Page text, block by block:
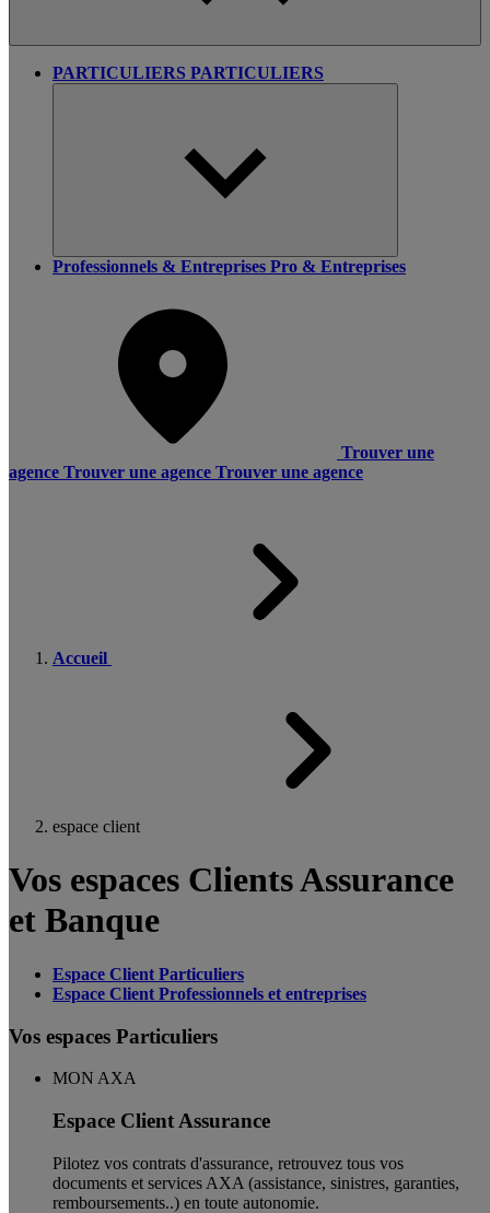
PARTICULIERS PARTICULIERS
Professionnels & Entreprises Pro & Entreprises
Trouver une
agence Trouver une agence Trouver une agence
Accueil
espace client
Vos espaces Clients Assurance
et Banque
Espace Client Particuliers
Espace Client Professionnels et entreprises
Vos espaces Particuliers
MON AXA
Espace Client Assurance
Pilotez vos contrats d'assurance, retrouvez tous vos
documents et services AXA (assistance, sinistres, garanties,
remboursements..) en toute autonomie. ​